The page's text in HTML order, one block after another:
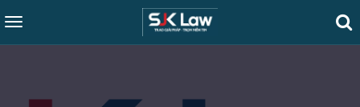
Toggle
navigation